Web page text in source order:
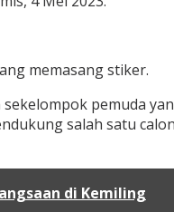
memasang stiker.
pemuda
salah satu
di Kemiling